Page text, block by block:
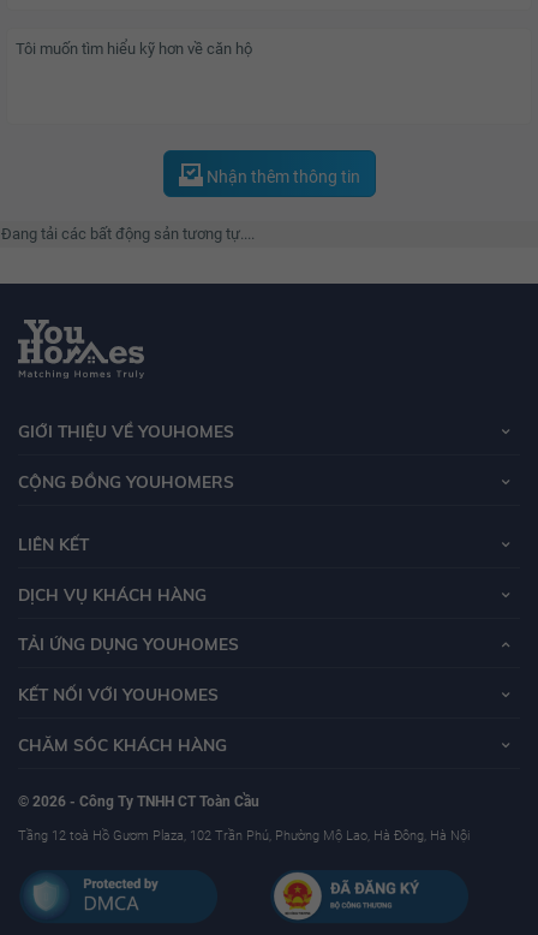
Nhận thêm thông tin
tải các bất động sản tương tự....
GIỚI THIỆU VỀ YOUHOMES
CỘNG ĐỒNG YOUHOMERS
LIÊN KẾT
DỊCH VỤ KHÁCH HÀNG
TẢI ỨNG DỤNG YOUHOMES
KẾT NỐI VỚI YOUHOMES
CHĂM SÓC KHÁCH HÀNG
© 2026 - Công Ty TNHH CT Toàn Cầu
Tầng 12 toà Hồ Gươm Plaza, 102 Trần Phú, Phường Mộ Lao, Hà Đông, Hà Nội